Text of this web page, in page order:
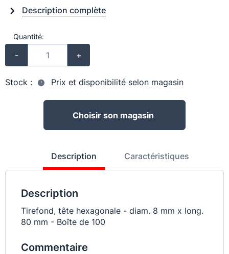
Description complète
Quantité:
- +
Stock : Prix et disponibilité selon magasin
Choisir son magasin
Description Caractéristiques
Description
Tirefond, tête hexagonale - diam. 8 mm x long.
80 mm - Boîte de 100
Commentaire